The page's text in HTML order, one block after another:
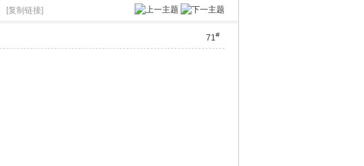
[复制链接]
71#